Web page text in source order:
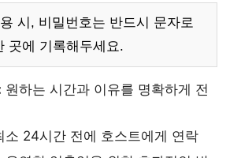
시, 비밀번호는 반드시 문자로
곳에 기록해두세요.
원하는 시간과 이유를 명확하게 전
소 24시간 전에 호스트에게 연락